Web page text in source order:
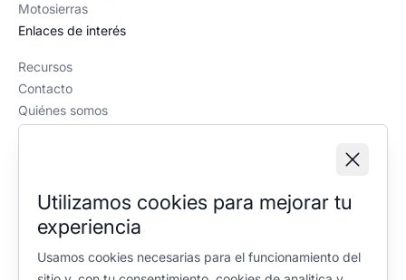
Utilizamos cookies para mejorar tu
experiencia
Usamos cookies necesarias para el funcionamiento del
Motosierras
Enlaces de interés
Recursos
Contacto
Quiénes somos
Política editorial
Política de privacidad
Política de cookies
Configuración de cookies